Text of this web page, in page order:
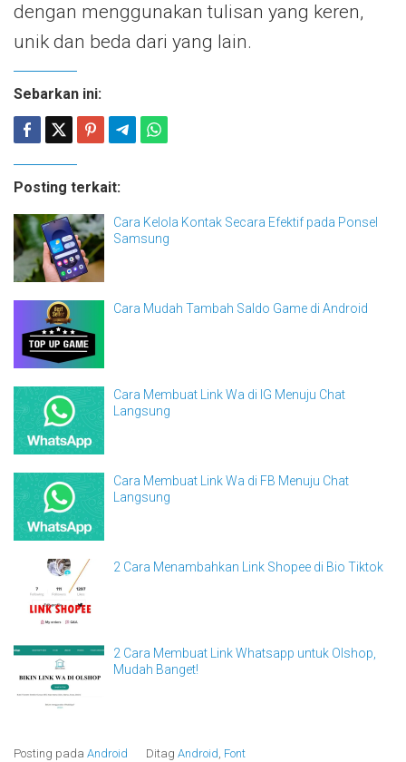
dengan menggunakan tulisan yang keren,
unik dan beda dari yang lain.
Sebarkan ini:
Posting terkait:
Cara Kelola Kontak Secara Efektif pada Ponsel
Samsung
Cara Mudah Tambah Saldo Game di Android
Cara Membuat Link Wa di IG Menuju Chat
Langsung
Cara Membuat Link Wa di FB Menuju Chat
Langsung
2 Cara Menambahkan Link Shopee di Bio Tiktok
2 Cara Membuat Link Whatsapp untuk Olshop,
Mudah Banget!
Posting pada Android Ditag Android, Font